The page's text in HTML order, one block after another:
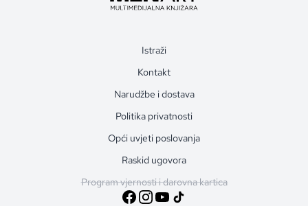
Istraži
Kontakt
Narudžbe i dostava
Politika privatnosti
Opći uvjeti poslovanja
Raskid ugovora
Program vjernosti i darovna kartica